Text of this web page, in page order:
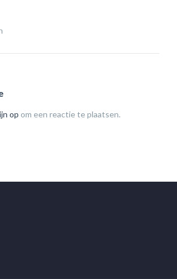
op om een reactie te plaatsen.